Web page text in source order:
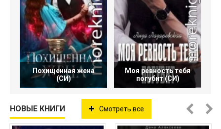
Похищенная жена
(СИ)
Моя ревность тебя
погубит (СИ)
НОВЫЕ КНИГИ Смотреть все